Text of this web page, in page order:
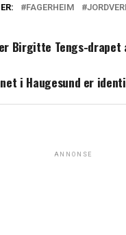
FAGERHEIM
Birgitte Tengs-drapet
i Haugesund er
ANNONSE